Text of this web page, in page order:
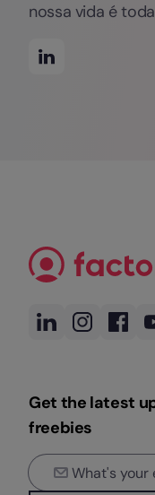
nossa vida é
Get the latest
freebies